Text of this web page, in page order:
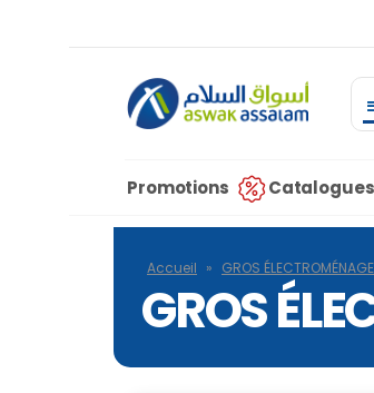
Promotions Catalogues
Accueil » GROS
GROS